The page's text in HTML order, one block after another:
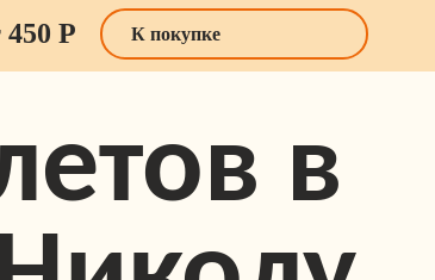
Р К покупке
в